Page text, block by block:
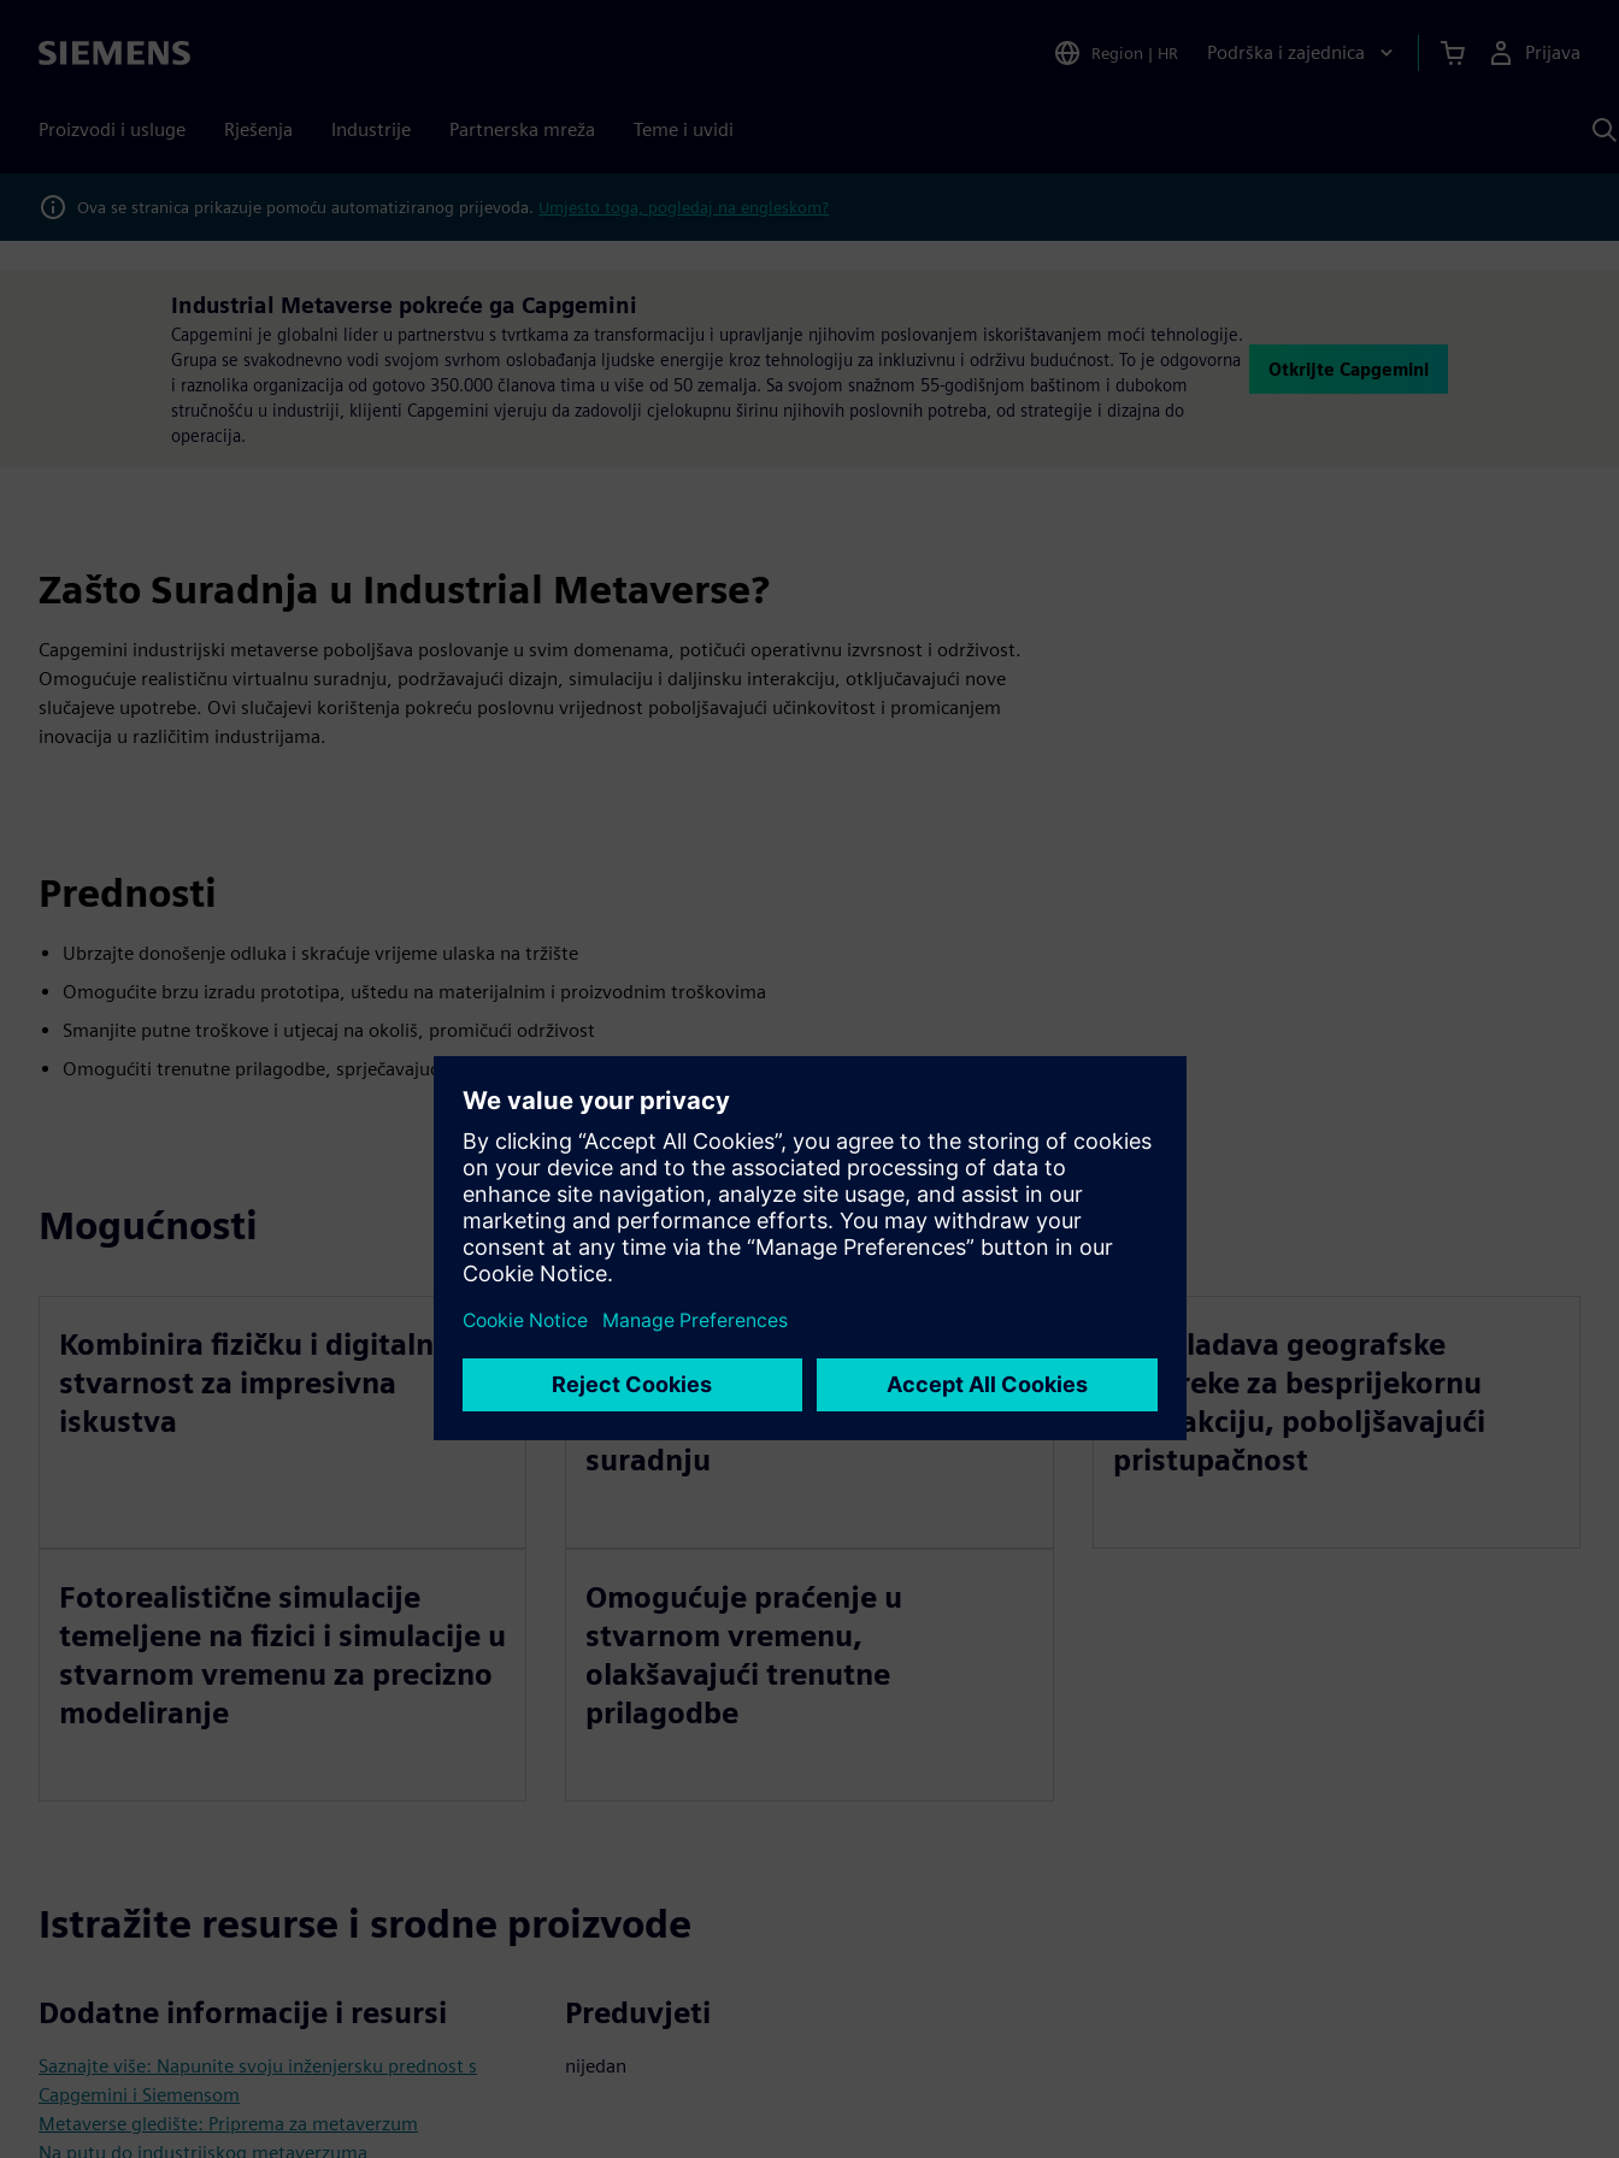
Siemens Region | HR Podrška i zajednica Prijava
Proizvodi i usluge Rješenja Industrije Partnerska mreža Teme i uvidi
Ova se stranica prikazuje pomoću automatiziranog prijevoda. Umjesto toga, pogledaj na engleskom?
Industrial Metaverse pokreće ga Capgemini
Capgemini je globalni lider u partnerstvu s tvrtkama za transformaciju i upravljanje njihovim poslovanjem iskorištavanjem moći tehnologije.
Grupa se svakodnevno vodi svojom svrhom oslobađanja ljudske energije kroz tehnologiju za inkluzivnu i održivu budućnost. To je odgovorna
i raznolika organizacija od gotovo 350.000 članova tima u više od 50 zemalja. Sa svojom snažnom 55-godišnjom baštinom i dubokom
stručnošću u industriji, klijenti Capgemini vjeruju da zadovolji cjelokupnu širinu njihovih poslovnih potreba, od strategije i dizajna do
operacija.
Otkrijte Capgemini
Zašto Suradnja u Industrial Metaverse?
Capgemini industrijski metaverse poboljšava poslovanje u svim domenama, potičući operativnu izvrsnost i održivost.
Omogućuje realističnu virtualnu suradnju, podržavajući dizajn, simulaciju i daljinsku interakciju, otključavajući nove
slučajeve upotrebe. Ovi slučajevi korištenja pokreću poslovnu vrijednost poboljšavajući učinkovitost i promicanjem
inovacija u različitim industrijama.
Prednosti
Ubrzajte donošenje odluka i skraćuje vrijeme ulaska na tržište
Omogućite brzu izradu prototipa, uštedu na materijalnim i proizvodnim troškovima
Smanjite putne troškove i utjecaj na okoliš, promičući održivost
Omogućiti trenutne prilagodbe, sprječavajući skupe pogreške i otpad
Mogućnosti
Kombinira fizičku i digitalnu
stvarnost za impresivna
iskustva
interakciju u virtualnom
prostoru, promičući globalnu
suradnju
Nadvladava geografske
prepreke za besprijekornu
interakciju, poboljšavajući
pristupačnost
Fotorealistične simulacije
temeljene na fizici i simulacije u
stvarnom vremenu za precizno
modeliranje
Omogućuje praćenje u
stvarnom vremenu,
olakšavajući trenutne
prilagodbe
Istražite resurse i srodne proizvode
Dodatne informacije i resursi
Saznajte više: Napunite svoju inženjersku prednost s
Capgemini i Siemensom
Metaverse gledište: Priprema za metaverzum
Na putu do industrijskog metaverzuma
Preduvjeti
nijedan